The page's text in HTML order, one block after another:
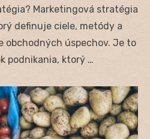
Marketingová stratégia
definuje ciele, metódy a
obchodných úspechov. Je to
podnikania, ktorý …